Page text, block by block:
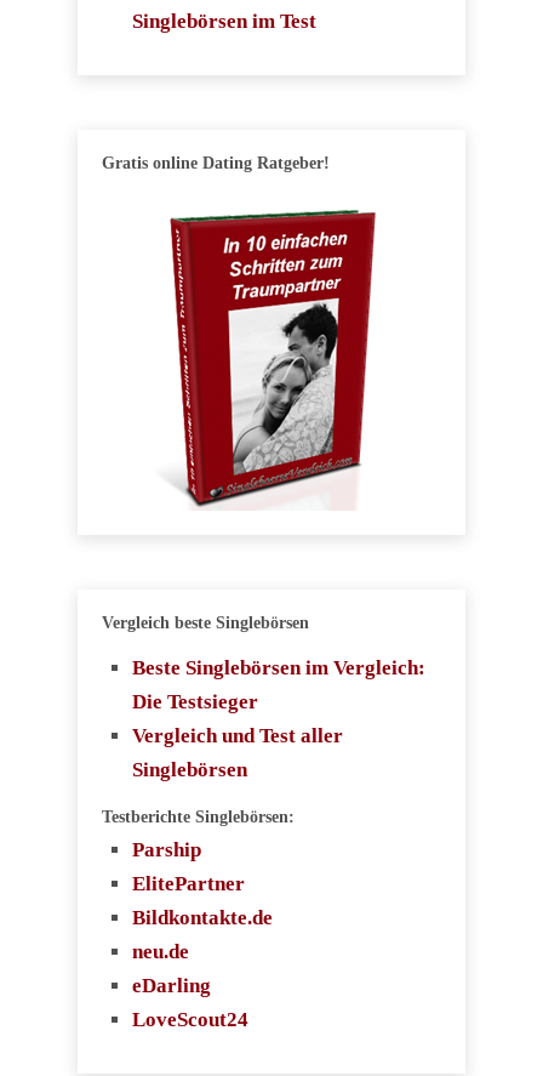
Singlebörsen im Test
Gratis online Dating Ratgeber!
Vergleich beste Singlebörsen
Beste Singlebörsen im Vergleich:
Die Testsieger
Vergleich und Test aller
Singlebörsen
Testberichte Singlebörsen:
Parship
ElitePartner
Bildkontakte.de
neu.de
eDarling
LoveScout24